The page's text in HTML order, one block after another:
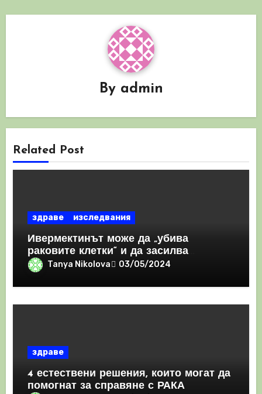
By admin
Related Post
здраве изследвания
Ивермектинът може да „убива
раковите клетки“ и да засилва
имунния отговор
Tanya Nikolova 03/05/2024
здраве
4 естествени решения, които могат да
помогнат за справяне с РАКА